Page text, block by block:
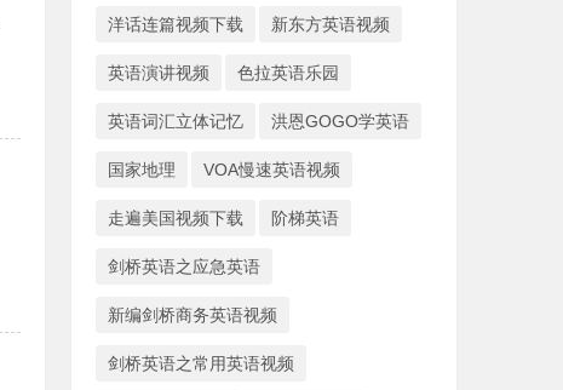
洋话连篇视频下载 新东方英语视频
英语演讲视频 色拉英语乐园
英语词汇立体记忆 洪恩GOGO学英语
国家地理 VOA慢速英语视频
走遍美国视频下载 阶梯英语
剑桥英语之应急英语
新编剑桥商务英语视频
剑桥英语之常用英语视频